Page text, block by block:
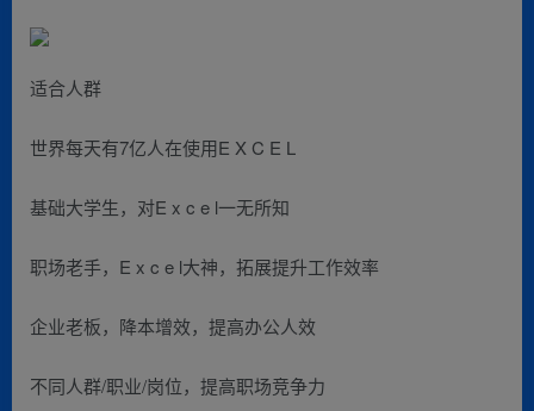
适合人群
世界每天有7亿人在使用E X C E L
基础大学生，对E x c e l一无所知
职场老手，E x c e l大神，拓展提升工作效率
企业老板，降本增效，提高办公人效
不同人群/职业/岗位，提高职场竞争力